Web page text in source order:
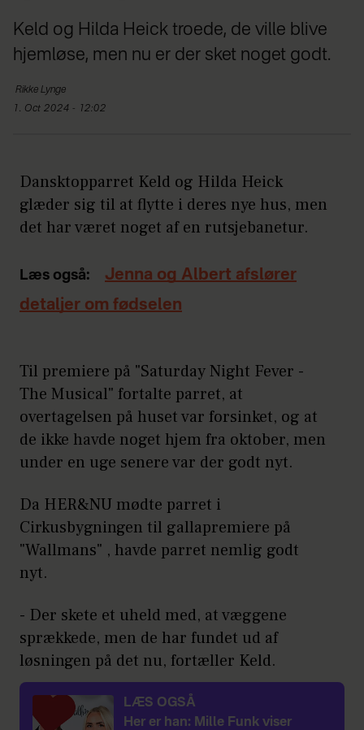
Keld og Hilda Heick troede, de ville blive
hjemløse, men nu er der sket noget godt.
Rikke Lynge
1. Oct 2024 - 12:02
Dansktopparret Keld og Hilda Heick
glæder sig til at flytte i deres nye hus, men
det har været noget af en rutsjebanetur.
Læs også:
Jenna og Albert afslører
detaljer om fødselen
Til premiere på "Saturday Night Fever -
The Musical" fortalte parret, at
overtagelsen på huset var forsinket, og at
de ikke havde noget hjem fra oktober, men
under en uge senere var der godt nyt.
Da HER&NU mødte parret i
Cirkusbygningen til gallapremiere på
"Wallmans" , havde parret nemlig godt
nyt.
- Der skete et uheld med, at væggene
sprækkede, men de har fundet ud af
løsningen på det nu, fortæller Keld.
LÆS OGSÅ
Her er han: Mille Funk viser